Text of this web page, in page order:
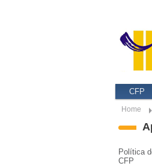
CFP
Home
Política
CFP